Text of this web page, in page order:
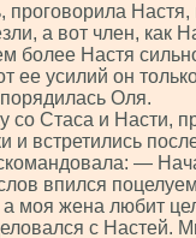
Настя,
а вот член, как
более Настя
ее усилий он
Оля.
со Стаса и Насти,
встретились
—
впился
моя жена любит
с Настей.